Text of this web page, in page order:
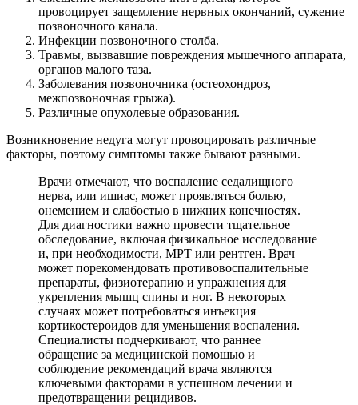
провоцирует защемление нервных окончаний, сужение
позвоночного канала.
Инфекции позвоночного столба.
Травмы, вызвавшие повреждения мышечного аппарата,
органов малого таза.
Заболевания позвоночника (остеохондроз,
межпозвоночная грыжа).
Различные опухолевые образования.
Возникновение недуга могут провоцировать различные
факторы, поэтому симптомы также бывают разными.
Врачи отмечают, что воспаление седалищного
нерва, или ишиас, может проявляться болью,
онемением и слабостью в нижних конечностях.
Для диагностики важно провести тщательное
обследование, включая физикальное исследование
и, при необходимости, МРТ или рентген. Врач
может порекомендовать противовоспалительные
препараты, физиотерапию и упражнения для
укрепления мышц спины и ног. В некоторых
случаях может потребоваться инъекция
кортикостероидов для уменьшения воспаления.
Специалисты подчеркивают, что раннее
обращение за медицинской помощью и
соблюдение рекомендаций врача являются
ключевыми факторами в успешном лечении и
предотвращении рецидивов.